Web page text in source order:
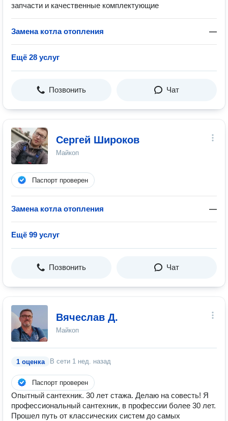
запчасти и качественные комплектующие
Замена котла отопления —
Ещё 28 услуг
Позвонить Чат
Сергей Широков
Майкоп
Паспорт проверен
Замена котла отопления —
Ещё 99 услуг
Позвонить Чат
Вячеслав Д.
Майкоп
1 оценка В сети 1 нед. назад
Паспорт проверен
Опытный сантехник. 30 лет стажа. Делаю на совесть! Я
профессиональный сантехник, в профессии более 30 лет.
Прошел путь от классических систем до самых